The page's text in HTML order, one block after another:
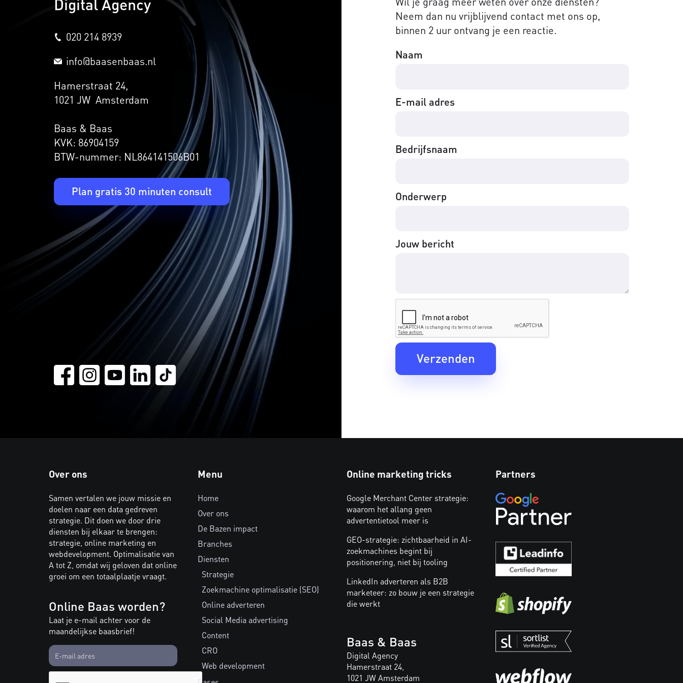
Digital Agency
020 214 8939
info@baasenbaas.nl
Hamerstraat 24,
1021 JW Amsterdam
Baas & Baas
KVK: 86904159
BTW-nummer: NL864141506B01
Plan gratis 30 minuten consult
Neem dan nu vrijblijvend contact met ons op,
binnen 2 uur ontvang je een reactie.
Naam
E-mail adres
Bedrijfsnaam
Onderwerp
Jouw bericht
Over ons
Samen vertalen we jouw missie en
doelen naar een data gedreven
strategie. Dit doen we door drie
diensten bij elkaar te brengen:
strategie, online marketing en
webdevelopment. Optimalisatie van
A tot Z, omdat wij geloven dat online
groei om een totaalplaatje vraagt.
Online Baas worden?
Laat je e-mail achter voor de
maandelijkse baasbrief!
Menu
Home
Over ons
De Bazen impact
Branches
Diensten
Strategie
Zoekmachine optimalisatie (SEO)
Online adverteren
Social Media advertising
Content
CRO
Web development
Online marketing tricks
Google Merchant Center strategie:
waarom het allang geen
advertentietool meer is
GEO-strategie: zichtbaarheid in AI-
zoekmachines begint bij
positionering, niet bij tooling
LinkedIn adverteren als B2B
marketeer: zo bouw je een strategie
die werkt
Baas & Baas
Digital Agency
Hamerstraat 24,
1021 JW Amsterdam
Partners